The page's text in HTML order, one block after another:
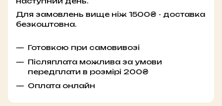
Для замовлень вище ніж 1500₴ - доставка
безкоштовна.
Готовкою при самовивозі
Післяплата можлива за умови
передплати в розмірі 200₴
Оплата онлайн